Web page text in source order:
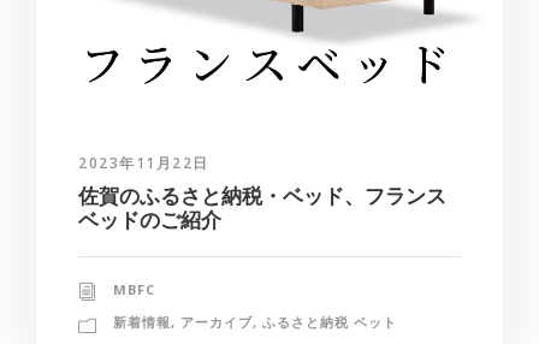
2023年11月22日
佐賀のふるさと納税・ベッド、フランス
ベッドのご紹介
MBFC
新着情報, アーカイブ, ふるさと納税 ペット